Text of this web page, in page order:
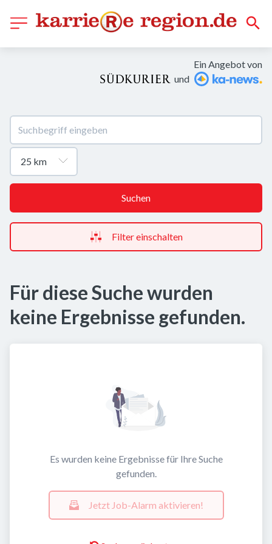
Ein Angebot von
und
Suchen
Filter einschalten
Für diese Suche wurden
keine Ergebnisse gefunden.
Es wurden keine Ergebnisse für Ihre Suche
gefunden.
Jetzt Job-Alarm aktivieren!